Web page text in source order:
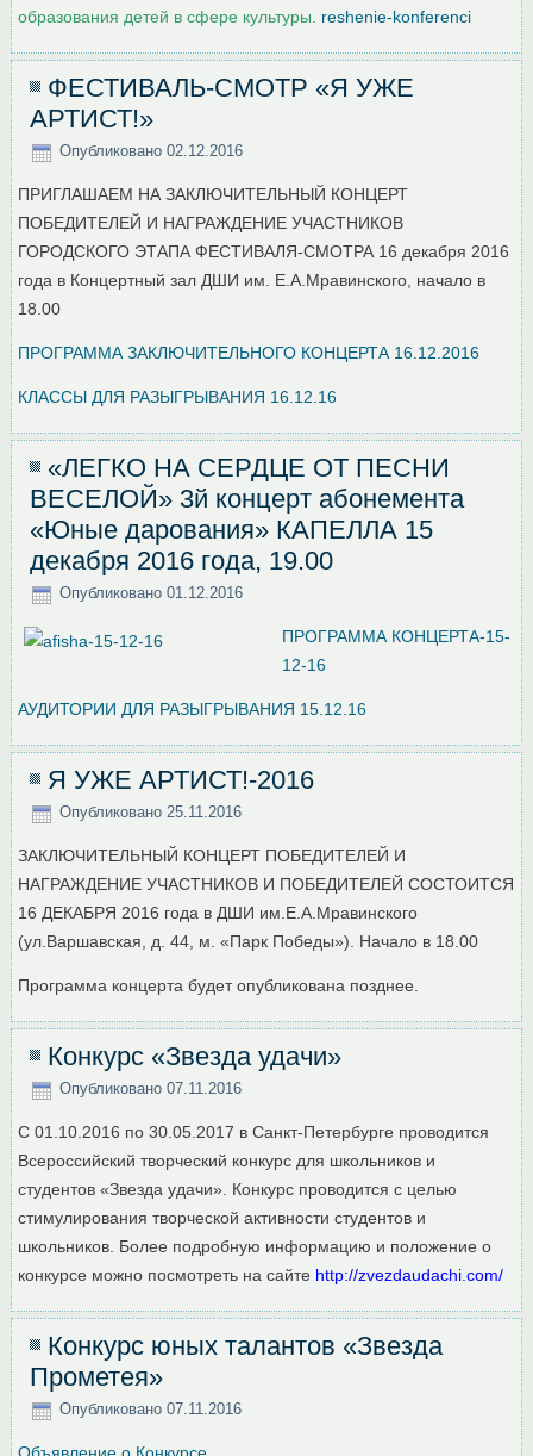
образования детей в сфере культуры.
reshenie-konferenci
ФЕСТИВАЛЬ-СМОТР «Я УЖЕ
АРТИСТ!»
Опубликовано 02.12.2016
ПРИГЛАШАЕМ НА ЗАКЛЮЧИТЕЛЬНЫЙ КОНЦЕРТ
ПОБЕДИТЕЛЕЙ И НАГРАЖДЕНИЕ УЧАСТНИКОВ
ГОРОДСКОГО ЭТАПА ФЕСТИВАЛЯ-СМОТРА 16 декабря 2016
года в Концертный зал ДШИ им. Е.А.Мравинского, начало в
18.00
ПРОГРАММА ЗАКЛЮЧИТЕЛЬНОГО КОНЦЕРТА 16.12.2016
КЛАССЫ ДЛЯ РАЗЫГРЫВАНИЯ 16.12.16
«ЛЕГКО НА СЕРДЦЕ ОТ ПЕСНИ
ВЕСЕЛОЙ» 3й концерт абонемента
«Юные дарования» КАПЕЛЛА 15
декабря 2016 года, 19.00
Опубликовано 01.12.2016
ПРОГРАММА КОНЦЕРТА-15-
12-16
АУДИТОРИИ ДЛЯ РАЗЫГРЫВАНИЯ 15.12.16
Я УЖЕ АРТИСТ!-2016
Опубликовано 25.11.2016
ЗАКЛЮЧИТЕЛЬНЫЙ КОНЦЕРТ ПОБЕДИТЕЛЕЙ И
НАГРАЖДЕНИЕ УЧАСТНИКОВ И ПОБЕДИТЕЛЕЙ СОСТОИТСЯ
16 ДЕКАБРЯ 2016 года в ДШИ им.Е.А.Мравинского
(ул.Варшавская, д. 44, м. «Парк Победы»). Начало в 18.00
Программа концерта будет опубликована позднее.
Конкурс «Звезда удачи»
Опубликовано 07.11.2016
С 01.10.2016 по 30.05.2017 в Санкт-Петербурге проводится
Всероссийский творческий конкурс для школьников и
студентов «Звезда удачи». Конкурс проводится с целью
стимулирования творческой активности студентов и
школьников. Более подробную информацию и положение о
конкурсе можно посмотреть на сайте http://zvezdaudachi.com/
Конкурс юных талантов «Звезда
Прометея»
Опубликовано 07.11.2016